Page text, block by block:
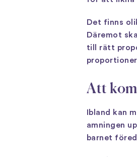
Det finns
Däremot
till rätt
Att
Ibland kan
amningen
barnet